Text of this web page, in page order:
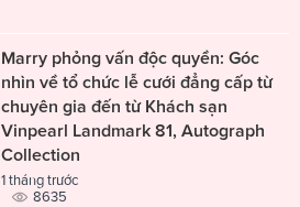
Marry phỏng vấn độc quyền: Góc
nhìn về tổ chức lễ cưới đẳng cấp từ
chuyên gia đến từ Khách sạn
Vinpearl Landmark 81, Autograph
Collection
1 tháng trước
8635